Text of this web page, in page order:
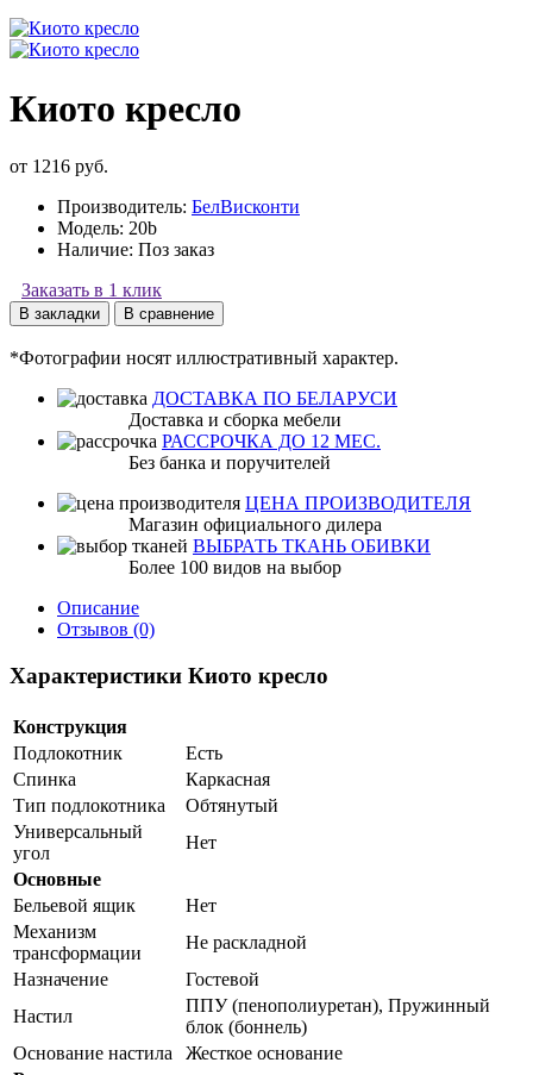
Киото кресло
от 1216 руб.
Производитель: БелВисконти
Модель: 20b
Наличие: Поз заказ
Заказать в 1 клик
В закладки В сравнение
*Фотографии носят иллюстративный характер.
ДОСТАВКА ПО БЕЛАРУСИ
Доставка и сборка мебели
РАССРОЧКА ДО 12 МЕС.
Без банка и поручителей
ЦЕНА ПРОИЗВОДИТЕЛЯ
Магазин официального дилера
ВЫБРАТЬ ТКАНЬ ОБИВКИ
Более 100 видов на выбор
Описание
Отзывов (0)
Характеристики Киото кресло
Конструкция
Подлокотник
Есть
Спинка
Каркасная
Тип подлокотника
Обтянутый
Универсальный
угол
Нет
Основные
Бельевой ящик
Нет
Механизм
трансформации
Не раскладной
Назначение
Гостевой
Настил
ППУ (пенополиуретан), Пружинный
блок (боннель)
Основание настила
Жесткое основание